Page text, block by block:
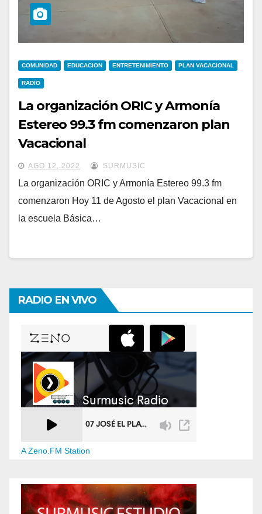
COMUNIDAD EDUCACION ENTRETENIMIENTO PLAN VACACIONAL
RADIO
La organización ORIC y Armonía
Estereo 99.3 fm comenzaron plan
Vacacional
AGO 12, 2022 SURMUSIC
La organización ORIC y Armonía Estereo 99.3 fm
comenzaron Hoy 11 de Agosto el plan Vacacional en
la escuela Básica…
RADIO EN VIVO
A Zeno.FM Station